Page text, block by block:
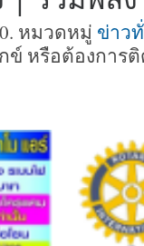
หมวดหมู่ ข่าว
กข์ หรือต้องกา